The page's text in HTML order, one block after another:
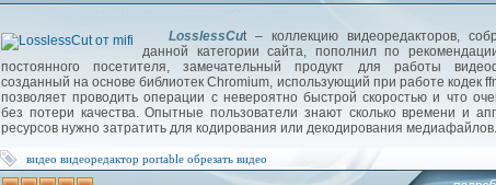
LosslessCut – коллекцию видеоредакторов,
данной категории сайта, пополнил по
постоянного посетителя, замечательный продукт для работы
созданный на основе библиотек Chromium, использующий при работе кодек
позволяет проводить операции с невероятно быстрой скоростью и что
без потери качества. Опытные пользователи знают сколько времени и
ресурсов нужно затратить для кодирования или декодирования медиафайлов.
видео видеоредактор portable обрезать видео